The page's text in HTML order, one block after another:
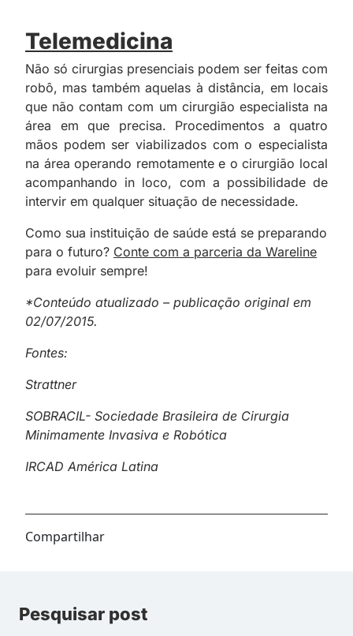
Telemedicina
Não só cirurgias presenciais podem ser feitas com
robô, mas também aquelas à distância, em locais
que não contam com um cirurgião especialista na
área em que precisa. Procedimentos a quatro
mãos podem ser viabilizados com o especialista
na área operando remotamente e o cirurgião local
acompanhando in loco, com a possibilidade de
intervir em qualquer situação de necessidade.
Como sua instituição de saúde está se preparando
para o futuro? Conte com a parceria da Wareline
para evoluir sempre!
*Conteúdo atualizado – publicação original em
02/07/2015.
Fontes:
Strattner
SOBRACIL- Sociedade Brasileira de Cirurgia
Minimamente Invasiva e Robótica
IRCAD América Latina
Compartilhar
Pesquisar post